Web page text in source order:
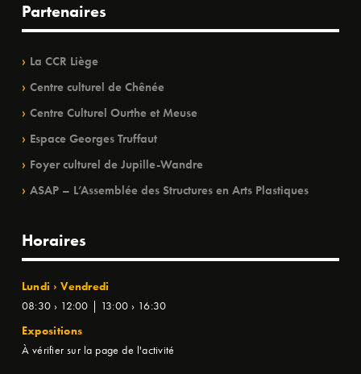
Partenaires
La CCR Liège
Centre culturel de Chênée
Centre Culturel Ourthe et Meuse
Espace Georges Truffaut
Foyer culturel de Jupille-Wandre
ASAP – L’Assemblée des Structures en Arts Plastiques
Horaires
Lundi › Vendredi
08:30 › 12:00 | 13:00 › 16:30
Expositions
À vérifier sur la page de l'activité